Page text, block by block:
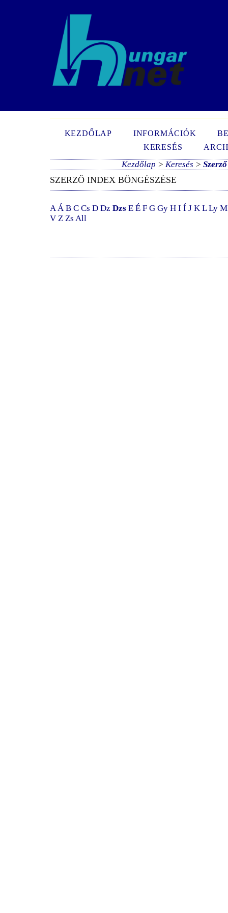
KEZDŐLAP INFORMÁCIÓK
KERESÉS
Kezdőlap > Keresés >
SZERZŐ INDEX BÖNGÉSZÉSE
A Á B C Cs D Dz Dzs E É F G Gy H I Í J K L Ly M
V Z Zs All